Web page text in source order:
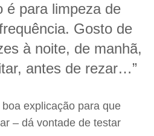
é para limpeza de
Gosto de
à noite, de manhã,
antes de rezar…”
explicação para que
– dá vontade de testar